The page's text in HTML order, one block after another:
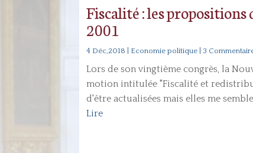
Fiscalité : les
2001
4 Déc,2018 Economie politique | 3
Lors de son vingtième congrès, la
motion intitulée "Fiscalité et
d'être actualisées mais elles me
Lire